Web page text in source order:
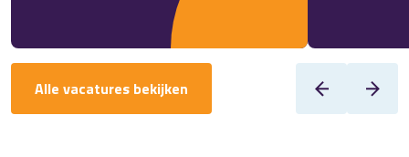
Alle vacatures bekijken